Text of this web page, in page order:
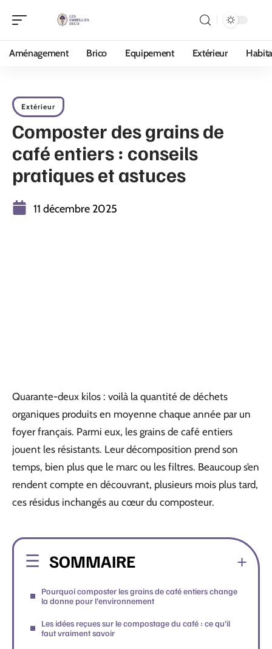
Aménagement Brico Equipement Extérieur
Extérieur
Composter des grains de
café entiers : conseils
pratiques et astuces
11 décembre 2025
Quarante-deux kilos : voilà la quantité de déchets
organiques produits en moyenne chaque année par un
foyer français. Parmi eux, les grains de café entiers
jouent les résistants. Leur décomposition prend son
temps, bien plus que le marc ou les filtres. Beaucoup s’en
rendent compte en découvrant, plusieurs mois plus tard,
ces résidus inchangés au cœur du composteur.
SOMMAIRE
Pourquoi composter les grains de café entiers change
la donne pour l’environnement
Les idées reçues sur le compostage du café : ce qu’il
faut vraiment savoir